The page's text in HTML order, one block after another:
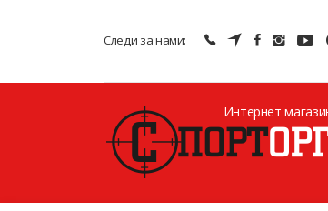
Следи за нами:
Интернет